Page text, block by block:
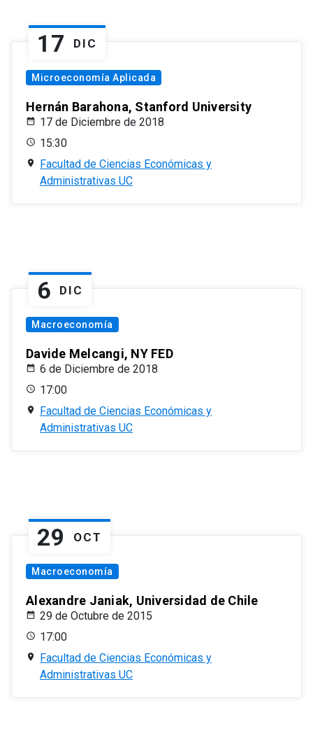
17 DIC
Microeconomía Aplicada
Hernán Barahona, Stanford University
17 de Diciembre de 2018
15:30
Facultad de Ciencias Económicas y
Administrativas UC
6 DIC
Macroeconomía
Davide Melcangi, NY FED
6 de Diciembre de 2018
17:00
Facultad de Ciencias Económicas y
Administrativas UC
29 OCT
Macroeconomía
Alexandre Janiak, Universidad de Chile
29 de Octubre de 2015
17:00
Facultad de Ciencias Económicas y
Administrativas UC